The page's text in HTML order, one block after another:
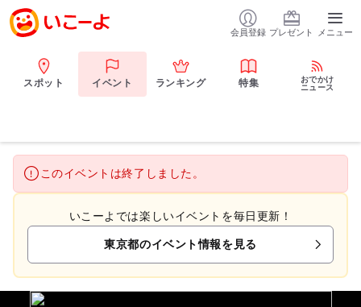
会員登録 プレゼント メニュー
スポット イベント ランキング 特集
おでかけ
ニュース
このイベントは終了しました。
いこーよでは楽しいイベントを毎日更新！
東京都のイベント情報を見る